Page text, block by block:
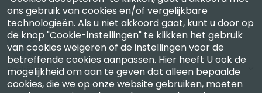
Bedrijf
ons gebruik van cookies en/of vergelijkbare
technologieën. Als u niet akkoord gaat, kunt u door op
de knop "Cookie-instellingen" te klikken het gebruik
van cookies weigeren of de instellingen voor de
betreffende cookies aanpassen. Hier heeft U ook de
mogelijkheid om aan te geven dat alleen bepaalde
cookies, die we op onze website gebruiken, moeten